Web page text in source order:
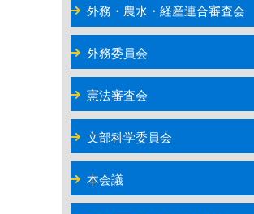
外務・農水・経産連合審査会
外務委員会
憲法審査会
文部科学委員会
本会議